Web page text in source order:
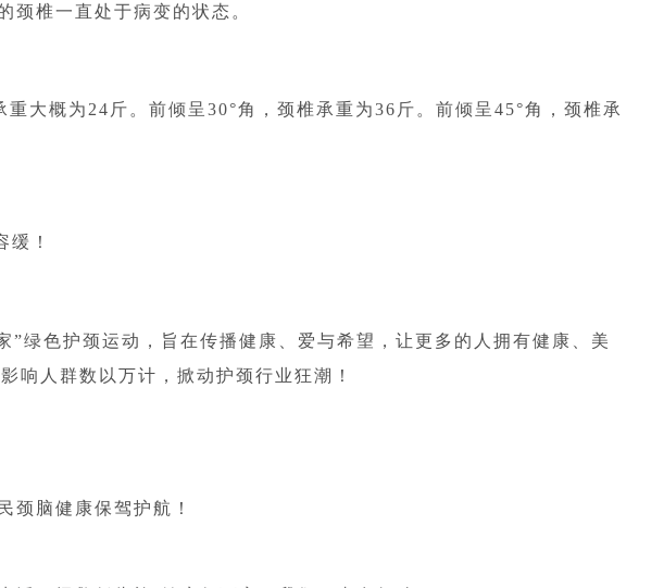
颈椎一直处于病变的状态。
大概为24斤。前倾呈30°角，颈椎承重为36斤。前倾呈45°角，颈椎承
！
绿色护颈运动，旨在传播健康、爱与希望，让更多的人拥有健康、美
响人群数以万计，掀动护颈行业狂潮！
颈脑健康保驾护航！